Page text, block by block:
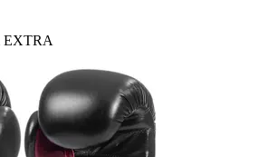
EXTRA